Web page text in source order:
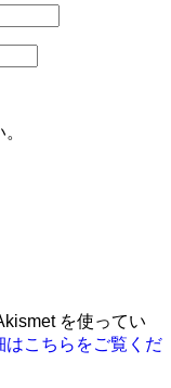
を使ってい
はこちらをご覧くだ